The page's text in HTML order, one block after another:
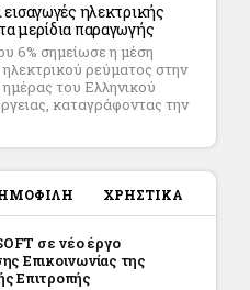
ηλεκτρικής
μερίδια παραγωγής
6% σημείωσε η μέση
ρεύματος στην
του Ελληνικού
καταγράφοντας την
ΧΡΗΣΤΙΚΑ
σε νέο έργο
Επικοινωνίας της
Επιτροπής